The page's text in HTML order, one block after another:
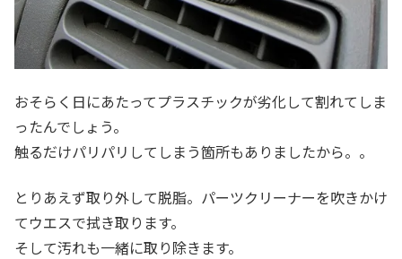
おそらく日にあたってプラスチックが劣化して割れてしま
ったんでしょう。
触るだけパリパリしてしまう箇所もありましたから。。
とりあえず取り外して脱脂。パーツクリーナーを吹きかけ
てウエスで拭き取ります。
そして汚れも一緒に取り除きます。